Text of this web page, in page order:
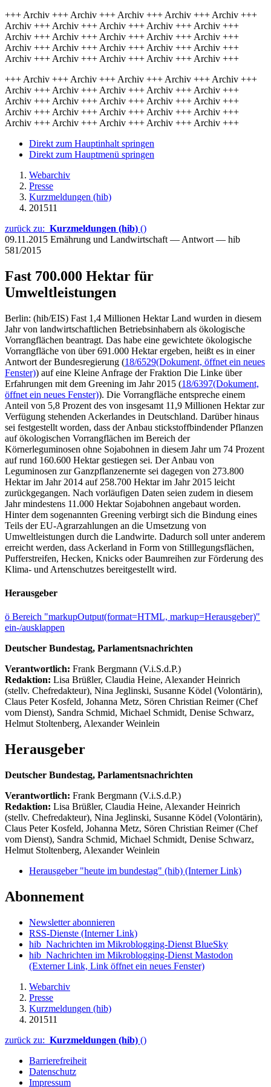
+++ Archiv +++ Archiv +++ Archiv +++ Archiv +++ Archiv +++
Archiv +++ Archiv +++ Archiv +++ Archiv +++ Archiv +++
Archiv +++ Archiv +++ Archiv +++ Archiv +++ Archiv +++
Archiv +++ Archiv +++ Archiv +++ Archiv +++ Archiv +++
Archiv +++ Archiv +++ Archiv +++ Archiv +++ Archiv +++
+++ Archiv +++ Archiv +++ Archiv +++ Archiv +++ Archiv +++
Archiv +++ Archiv +++ Archiv +++ Archiv +++ Archiv +++
Archiv +++ Archiv +++ Archiv +++ Archiv +++ Archiv +++
Archiv +++ Archiv +++ Archiv +++ Archiv +++ Archiv +++
Archiv +++ Archiv +++ Archiv +++ Archiv +++ Archiv +++
Direkt zum Hauptinhalt springen
Direkt zum Hauptmenü springen
Webarchiv
Presse
Kurzmeldungen (hib)
201511
zurück zu: Kurzmeldungen (hib) ()
09.11.2015 Ernährung und Landwirtschaft — Antwort — hib
581/2015
Fast 700.000 Hektar für
Umweltleistungen
Berlin: (hib/EIS) Fast 1,4 Millionen Hektar Land wurden in diesem
Jahr von landwirtschaftlichen Betriebsinhabern als ökologische
Vorrangflächen beantragt. Das habe eine gewichtete ökologische
Vorrangfläche von über 691.000 Hektar ergeben, heißt es in einer
Antwort der Bundesregierung (18/6529(Dokument, öffnet ein neues
Fenster)) auf eine Kleine Anfrage der Fraktion Die Linke über
Erfahrungen mit dem Greening im Jahr 2015 (18/6397(Dokument,
öffnet ein neues Fenster)). Die Vorrangfläche entspreche einem
Anteil von 5,8 Prozent des von insgesamt 11,9 Millionen Hektar zur
Verfügung stehenden Ackerlandes in Deutschland. Darüber hinaus
sei festgestellt worden, dass der Anbau stickstoffbindender Pflanzen
auf ökologischen Vorrangflächen im Bereich der
Körnerleguminosen ohne Sojabohnen in diesem Jahr um 74 Prozent
auf rund 160.600 Hektar gestiegen sei. Der Anbau von
Leguminosen zur Ganzpflanzenernte sei dagegen von 273.800
Hektar im Jahr 2014 auf 258.700 Hektar im Jahr 2015 leicht
zurückgegangen. Nach vorläufigen Daten seien zudem in diesem
Jahr mindestens 11.000 Hektar Sojabohnen angebaut worden.
Hinter dem sogenannten Greening verbirgt sich die Bindung eines
Teils der EU-Agrarzahlungen an die Umsetzung von
Umweltleistungen durch die Landwirte. Dadurch soll unter anderem
erreicht werden, dass Ackerland in Form von Stilllegungsflächen,
Pufferstreifen, Hecken, Knicks oder Baumreihen zur Förderung des
Klima- und Artenschutzes bereitgestellt wird.
Herausgeber
ö Bereich "markupOutput(format=HTML, markup=Herausgeber)"
ein-/ausklappen
Deutscher Bundestag, Parlamentsnachrichten
Verantwortlich: Frank Bergmann (V.i.S.d.P.)
Redaktion: Lisa Brüßler, Claudia Heine, Alexander Heinrich
(stellv. Chefredakteur), Nina Jeglinski, Susanne Ködel (Volontärin),
Claus Peter Kosfeld, Johanna Metz, Sören Christian Reimer (Chef
vom Dienst), Sandra Schmid, Michael Schmidt, Denise Schwarz,
Helmut Stoltenberg, Alexander Weinlein
Herausgeber
Deutscher Bundestag, Parlamentsnachrichten
Verantwortlich: Frank Bergmann (V.i.S.d.P.)
Redaktion: Lisa Brüßler, Claudia Heine, Alexander Heinrich
(stellv. Chefredakteur), Nina Jeglinski, Susanne Ködel (Volontärin),
Claus Peter Kosfeld, Johanna Metz, Sören Christian Reimer (Chef
vom Dienst), Sandra Schmid, Michael Schmidt, Denise Schwarz,
Helmut Stoltenberg, Alexander Weinlein
Herausgeber "heute im bundestag" (hib) (Interner Link)
Abonnement
Newsletter abonnieren
RSS-Dienste (Interner Link)
hib_Nachrichten im Mikroblogging-Dienst BlueSky
hib_Nachrichten im Mikroblogging-Dienst Mastodon
(Externer Link, Link öffnet ein neues Fenster)
Webarchiv
Presse
Kurzmeldungen (hib)
201511
zurück zu: Kurzmeldungen (hib) ()
Barrierefreiheit
Datenschutz
Impressum